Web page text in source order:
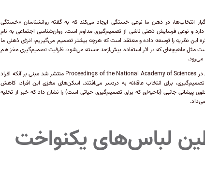
رگبار انتخاب‌ها، در ذهن ما نوعی خستگی ایجاد می‌کند که به گفته روانشناسان «خستگی
و نوعی فرسایش ذهنی ناشی از تصمیم‌گیری مداوم است. روان‌شناسی اجتماعی به نام
این نظریه را توسعه داده و معتقد است که هرچه بیشتر تصمیم می‌گیریم، انرژی ذهنی ما
مثل ماهیچه‌ای که در اثر استفاده بیش‌ازحد خسته می‌شود، ظرفیت تصمیم‌گیری مغز هم
می‌رود.
سال ۲۰۱۶ مقاله‌ای در Proceedings of the National Academy of Sciences منتشر شد مبنی بر آنکه افراد
برای انتخاب عاقلانه به دردسر می‌افتند. اسکن‌های مغزی این افراد، کاهش
پیشانی جانبی (ناحیه‌ای که برای تصمیم‌گیری حیاتی است) را نشان داد که خبر از تخلیه
لباس‌های یکنواخت